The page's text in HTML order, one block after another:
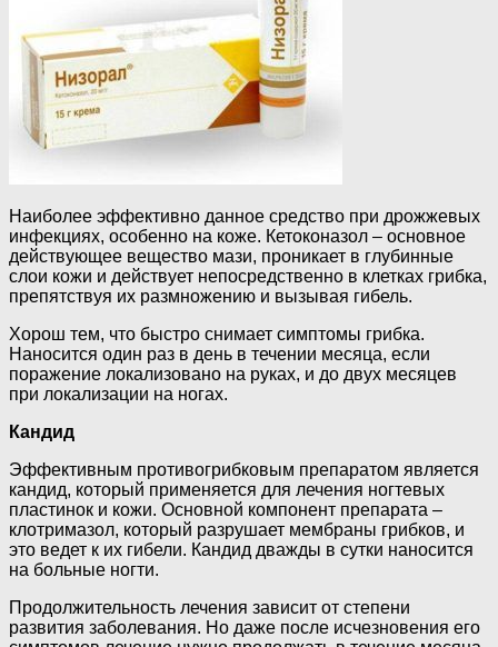
Наиболее эффективно данное средство при дрожжевых
инфекциях, особенно на коже. Кетоконазол – основное
действующее вещество мази, проникает в глубинные
слои кожи и действует непосредственно в клетках грибка,
препятствуя их размножению и вызывая гибель.
Хорош тем, что быстро снимает симптомы грибка.
Наносится один раз в день в течении месяца, если
поражение локализовано на руках, и до двух месяцев
при локализации на ногах.
Кандид
Эффективным противогрибковым препаратом является
кандид, который применяется для лечения ногтевых
пластинок и кожи. Основной компонент препарата –
клотримазол, который разрушает мембраны грибков, и
это ведет к их гибели. Кандид дважды в сутки наносится
на больные ногти.
Продолжительность лечения зависит от степени
развития заболевания. Но даже после исчезновения его